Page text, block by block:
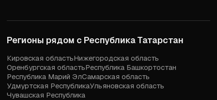
Регионы рядом с Республика Татарстан
Кировская областьНижегородская область
Оренбургская областьРеспублика Башкортостан
Республика Марий ЭлСамарская область
Удмуртская РеспубликаУльяновская область
Чувашская Республика